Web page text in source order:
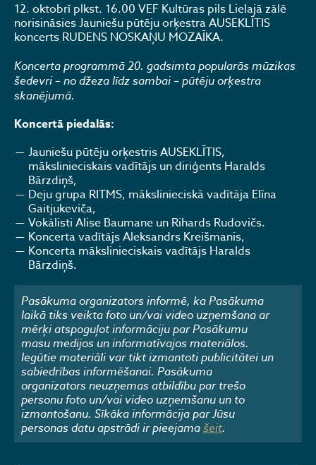
12. oktobrī plkst. 16.00 VEF Kultūras pils Lielajā zālē
norisināsies Jauniešu pūtēju orķestra AUSEKLĪTIS
koncerts RUDENS NOSKAŅU MOZAĪKA.
Koncerta programmā 20. gadsimta popularās mūzikas
šedevri – no džeza līdz sambai – pūtēju orķestra
skanējumā.
Koncertā piedalās:
Jauniešu pūtēju orķestris AUSEKLĪTIS,
mākslinieciskais vadītājs un diriģents Haralds
Bārzdiņš,
Deju grupa RITMS, mākslinieciskā vadītāja Elīna
Gaitjukeviča,
Vokālisti Alise Baumane un Rihards Rudovičs.
Koncerta vadītājs Aleksandrs Kreišmanis,
Koncerta mākslinieciskais vadītājs Haralds
Bārzdiņš.
Pasākuma organizators informē, ka Pasākuma
laikā tiks veikta foto un/vai video uzņemšana ar
mērķi atspoguļot informāciju par Pasākumu
masu medijos un informatīvajos materiālos.
Iegūtie materiāli var tikt izmantoti publicitātei un
sabiedrības informēšanai. Pasākuma
organizators neuzņemas atbildību par trešo
personu foto un/vai video uzņemšanu un to
izmantošanu. Sīkāka informācija par Jūsu
personas datu apstrādi ir pieejamašeit.